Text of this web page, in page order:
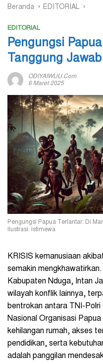
Beranda EDITORIAL
EDITORIAL
Pengungsi
Tanggung
ODIYAIWUU.com
6 Maret 2025
Pengungsi Papua Terlantar: Di
Ilustrasi: Istimewa
KRISIS kemanusiaan
semakin
Kabupaten Nduga, Intan
wilayah konflik lainnya,
bentrokan antara TNI-
Nasional Organisasi
kehilangan rumah, akses
pendidikan, serta
adalah panggilan